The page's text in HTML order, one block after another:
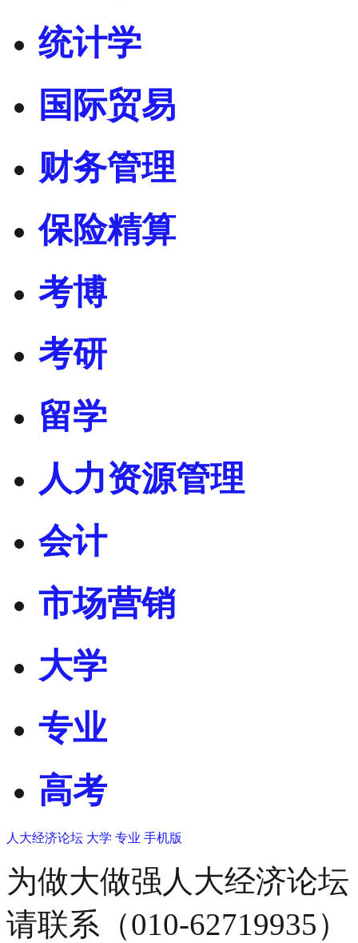
统计学
国际贸易
财务管理
保险精算
考博
考研
留学
人力资源管理
会计
市场营销
大学
专业
高考
人大经济论坛 大学 专业 手机版
为做大做强人大经济论
请联系（010-62719935）